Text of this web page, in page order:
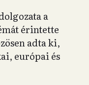
a
érintette
adta ki,
európai és